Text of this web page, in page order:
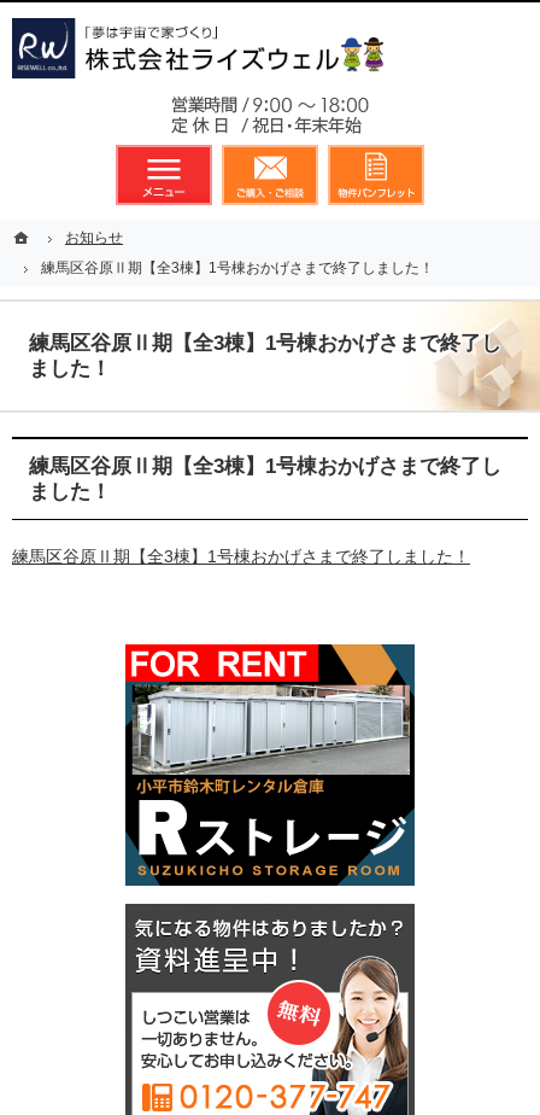
ホームお知らせ
練馬区谷原Ⅱ期【全3棟】1号棟おかげさまで終了しました！
練馬区谷原Ⅱ期【全3棟】1号棟おかげさまで終了し
ました！
練馬区谷原Ⅱ期【全3棟】1号棟おかげさまで終了し
ました！
練馬区谷原Ⅱ期【全3棟】1号棟おかげさまで終了しました！
メニュー 資料請求・お問合せ
ホームお知らせ
練馬区谷原Ⅱ期【全3棟】1号棟おかげさまで終了しました！